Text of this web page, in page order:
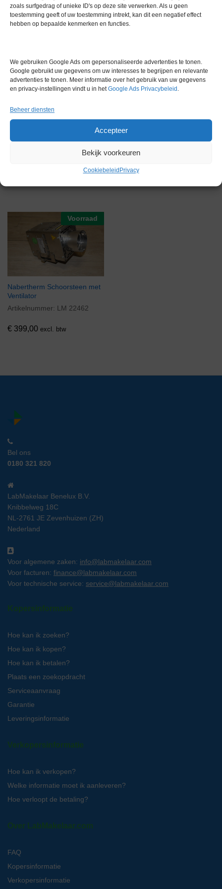
zoals surfgedrag of unieke ID's op deze site verwerken. Als u geen
toestemming geeft of uw toestemming intrekt, kan dit een negatief effect
hebben op bepaalde kenmerken en functies.
We gebruiken Google Ads om gepersonaliseerde advertenties te tonen.
Google gebruikt uw gegevens om uw interesses te begrijpen en relevante
advertenties te tonen. Meer informatie over het gebruik van uw gegevens
en privacy-instellingen vindt u in hetGoogle Ads Privacybeleid .
Beheer diensten
Accepteer
Bekijk voorkeuren
Cookiebeleid Privacy
Maximaal vermogen (W)9000
Gewicht 100kg
Extra informatie
Gerelateerde producten
Voorraad
Nabertherm Schoorsteen met
Ventilator
Artikelnummer: LM 22462
€ 399,00 excl. btw
Bel ons
0180 321 820
LabMakelaar Benelux B.V.
Knibbelweg 18C
NL-2761 JE Zevenhuizen (ZH)
Nederland
Voor algemene zaken: info@labmakelaar.com
Voor facturen: finance@labmakelaar.com
Voor technische service: service@labmakelaar.com
Kopersinformatie
Hoe kan ik zoeken?
Hoe kan ik kopen?
Hoe kan ik betalen?
Plaats een zoekopdracht
Serviceaanvraag
Garantie
Leveringsinformatie
Verkopersinformatie
Hoe kan ik verkopen?
Welke informatie moet ik aanleveren?
Hoe verloopt de betaling?
Over LabMakelaar.com
FAQ
Kopersinformatie
Verkopersinformatie